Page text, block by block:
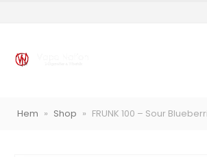
Hem » Shop » FRUNK 100 – Sour
Röstläge